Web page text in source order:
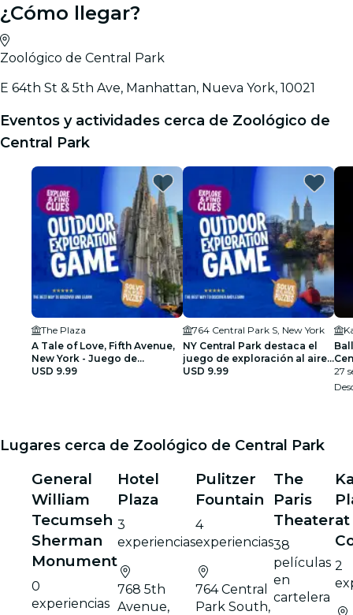
¿Cómo llegar?
Zoológico de Central Park
E 64th St & 5th Ave, Manhattan, Nueva York, 10021
Eventos y actividades cerca de Zoológico de
Central Park
The Plaza
A Tale of Love, Fifth Avenue,
New York - Juego de
exploración al aire libre
USD 9.99
764 Central Park S, New York
NY Central Park destaca el
juego de exploración al aire
libre
USD 9.99
27
Lugares cerca de Zoológico de Central Park
General
William
Tecumseh
Sherman
Monument
0
experiencias
Hotel
Plaza
3
experiencias
768 5th
Avenue,
Pulitzer
Fountain
4
experiencias
764 Central
Park South,
The
Paris
Theater
38
películas
en
cartelera
2